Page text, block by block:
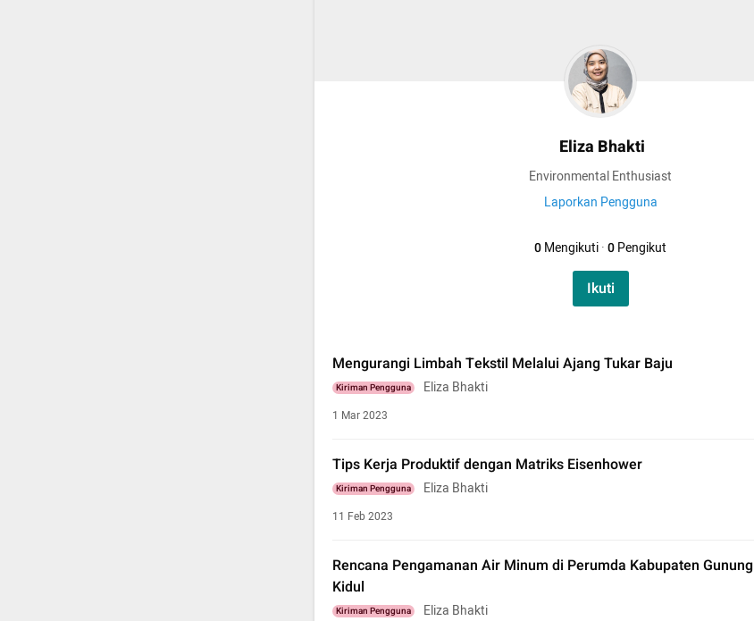
Eliza Bhakti
Environmental Enthusiast
Laporkan Pengguna
0Mengikuti·0Pengikut
Ikuti
Mengurangi Limbah Tekstil Melalui Ajang Tukar Baju
Kiriman Pengguna Eliza Bhakti
1 Mar 2023
Tips Kerja Produktif dengan Matriks Eisenhower
Kiriman Pengguna Eliza Bhakti
11 Feb 2023
Rencana Pengamanan Air Minum di Perumda Kabupaten Gunung
Kidul
Kiriman Pengguna Eliza Bhakti